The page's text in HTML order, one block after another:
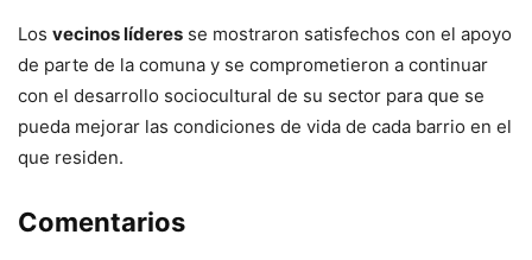
Los vecinos líderes se mostraron satisfechos con el apoyo
de parte de la comuna y se comprometieron a continuar
con el desarrollo sociocultural de su sector para que se
pueda mejorar las condiciones de vida de cada barrio en el
que residen.
Comentarios